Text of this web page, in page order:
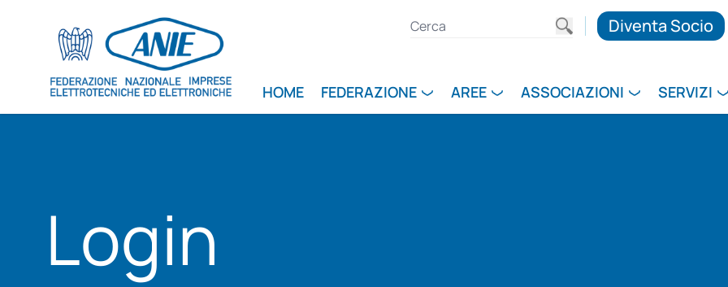
Diventa Socio
HOME FEDERAZIONE AREE ASSOCIAZIONI SERVIZI
Login